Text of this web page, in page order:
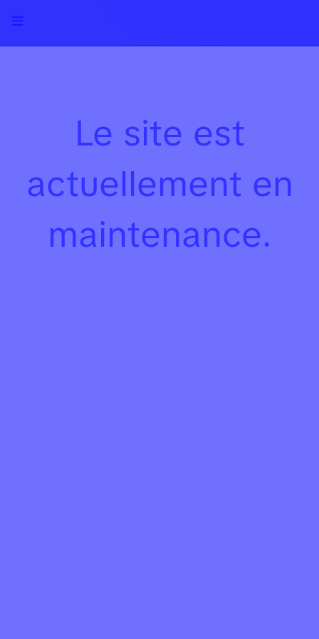
Le site est
actuellement en
maintenance.